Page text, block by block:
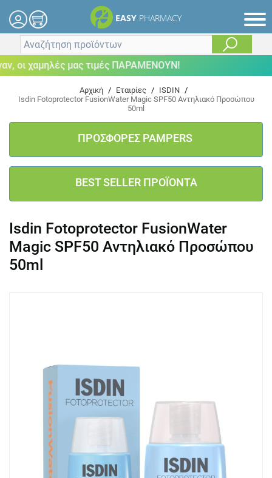
EASY PHARMACY
χαμηλές μας τιμές ΠΑΡΑΜΕΝΟΥΝ!
Αρχική / Εταιρίες / ISDIN /
Isdin Fotoprotector FusionWater Magic SPF50 Αντηλιακό Προσώπου
50ml
ΠΡΟΣΦΟΡΕΣ PAMPERS
BEST SELLER ΠΡΟΪΟΝΤΑ
Isdin Fotoprotector FusionWater
Magic SPF50 Αντηλιακό Προσώπου
50ml